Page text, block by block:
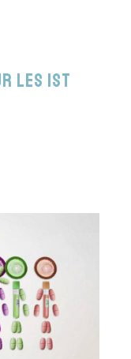
les IST